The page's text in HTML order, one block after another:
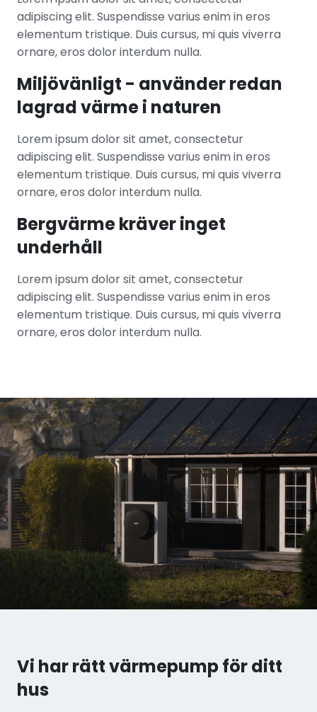
adipiscing elit. Suspendisse varius enim in eros
elementum tristique. Duis cursus, mi quis viverra
ornare, eros dolor interdum nulla.
Miljövänligt - använder redan
lagrad värme i naturen
Lorem ipsum dolor sit amet, consectetur
adipiscing elit. Suspendisse varius enim in eros
elementum tristique. Duis cursus, mi quis viverra
ornare, eros dolor interdum nulla.
Bergvärme kräver inget
underhåll
Lorem ipsum dolor sit amet, consectetur
adipiscing elit. Suspendisse varius enim in eros
elementum tristique. Duis cursus, mi quis viverra
ornare, eros dolor interdum nulla.
Vi har rätt värmepump för ditt
hus